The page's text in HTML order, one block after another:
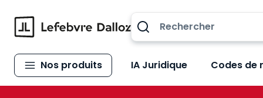
Nos produits IA Juridique Codes de